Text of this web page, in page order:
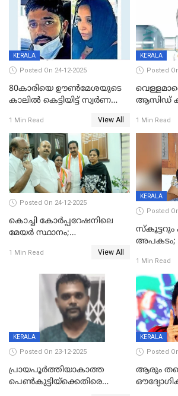
KERALA
Posted On 24-12-2025
80കാരിയെ ഊൺമേശയുടെ
കാലിൽ കെട്ടിയിട്ട് സ്വർണവും
കൊച്ചുമകനും സുഹൃത്തും
അറസ്റ്റിൽ
1 Min Read View All
KERALA
Posted
ആസിഡ്
മരിച്ചു
1 Min Read
Posted On 24-12-2025
കൊച്ചി കോര്‍പ്പറേഷനിലെ
മേയര്‍ സ്ഥാനം;
രൂക്ഷം
1 Min Read View All
KERALA
Posted
സ്കൂട്ടറും
അപകടം; അമ്മയും മകനും
1 Min Read
KERALA
Posted On 23-12-2025
പ്രായപൂർത്തിയാകാത്ത
പെൺകുട്ടിയ്ക്കെതിരെ
KERALA
Posted
ആരും